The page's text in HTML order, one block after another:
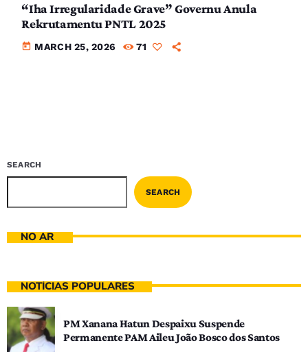
“Iha Irregularidade Grave” Governu Anula
Rekrutamentu PNTL 2025
today MARCH 25, 2026 71
SEARCH
SEARCH
NO AR
NOTÍCIAS POPULARES
PM Xanana Hatun Despaixu Suspende
Permanente PAM Aileu João Bosco dos Santos